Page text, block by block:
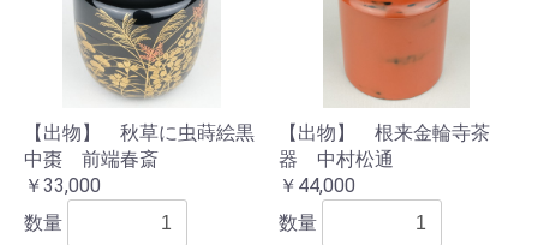
【出物】 秋草に虫蒔絵黒
中棗 前端春斎
￥33,000
数量
【出物】 根来金輪寺茶
器 中村松通
￥44,000
数量